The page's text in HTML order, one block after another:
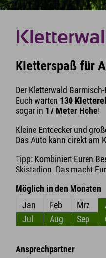
Kletterspaß für
Der Kletterwald
Euch warten 130
sogar in 17 Meter Höhe!
Kleine Entdecker und
Das Auto kann direkt am
Tipp: Kombiniert Euren
Skistadion. Das macht
Möglich in den Monaten
Jan
Feb Mrz
Jul
Aug Sep
Ansprechpartner